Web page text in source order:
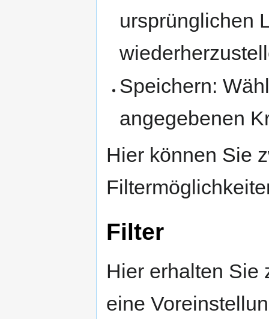
ursprünglichen
Speichern:
angegebenen
Hier können Sie
Filter
Hier erhalten Sie
eine